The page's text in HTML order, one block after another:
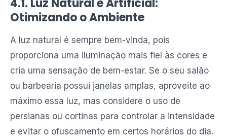
4.1. Luz Natural e Artificial:
Otimizando o Ambiente
A luz natural é sempre bem-vinda, pois
proporciona uma iluminação mais fiel às cores e
cria uma sensação de bem-estar. Se o seu salão
ou barbearia possui janelas amplas, aproveite ao
máximo essa luz, mas considere o uso de
persianas ou cortinas para controlar a intensidade
e evitar o ofuscamento em certos horários do dia.